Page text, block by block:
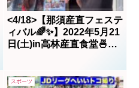
<4/18>【那須産直フェステ
ィバル🌈✨】2022年5月21
日(土)in高林産直食堂🍜告
スポーツ